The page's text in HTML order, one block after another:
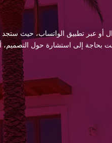
أو عبر تطبيق الواتساب، حيث ستجد
إلى استشارة حول التصميم،